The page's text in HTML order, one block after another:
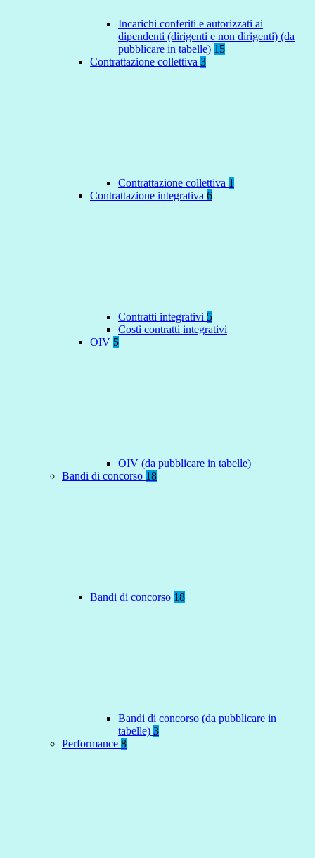
Incarichi conferiti e autorizzati ai
dipendenti (dirigenti e non dirigenti) (da
pubblicare in tabelle) 15
Contrattazione collettiva 3
Contrattazione collettiva 1
Contrattazione integrativa 6
Contratti integrativi 5
Costi contratti integrativi
OIV 5
OIV (da pubblicare in tabelle)
Bandi di concorso 18
Bandi di concorso 18
Bandi di concorso (da pubblicare in
tabelle) 3
Performance 8